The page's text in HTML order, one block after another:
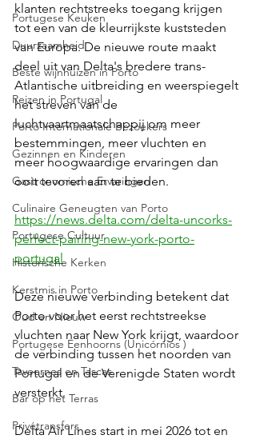
Portugese Keuken
Duurzaamheid
Beste wijnhuizen in Porto
Reizen in Portugal
Porto Internationale Bezoekers
Gezinnen en Kinderen
Gastronomische Ervaringen
Culinaire Geneugten van Porto
Portugese Cultuur
Historische Kerken
Kerstmis in Porto
Oud en Nieuw
Portugese Eenhoorns (Unicórnios )
Taveernes en Tascas
Bar op het Terras
Privétransfers
klanten rechtstreeks toegang krijgen
tot een van de kleurrijkste kuststeden
van Europa. De nieuwe route maakt
deel uit van Delta's bredere trans-
Atlantische uitbreiding en weerspiegelt
het streven van de
luchtvaartmaatschappij om meer
bestemmingen, meer vluchten en
meer hoogwaardige ervaringen dan
ooit tevoren aan te bieden.
https://news.delta.com/delta-uncorks-
perfect-pairing-new-york-porto-
portugal
Deze nieuwe verbinding betekent dat
Porto voor het eerst rechtstreekse
vluchten naar New York krijgt, waardoor
de verbinding tussen het noorden van
Portugal en de Verenigde Staten wordt
versterkt.
Delta Air Lines start in mei 2026 tot en